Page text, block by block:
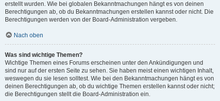
erstellt wurden. Wie bei globalen Bekanntmachungen hängt es von deinen
Berechtigungen ab, ob du Bekanntmachungen erstellen kannst oder nicht. Die
Berechtigungen werden von der Board-Administration vergeben.
Nach oben
Was sind wichtige Themen?
Wichtige Themen eines Forums erscheinen unter den Ankündigungen und
sind nur auf der ersten Seite zu sehen. Sie haben meist einen wichtigen Inhalt,
weswegen du sie lesen solltest. Wie bei den Bekanntmachungen hängt es von
deinen Berechtigungen ab, ob du wichtige Themen erstellen kannst oder nicht;
die Berechtigungen stellt die Board-Administration ein.